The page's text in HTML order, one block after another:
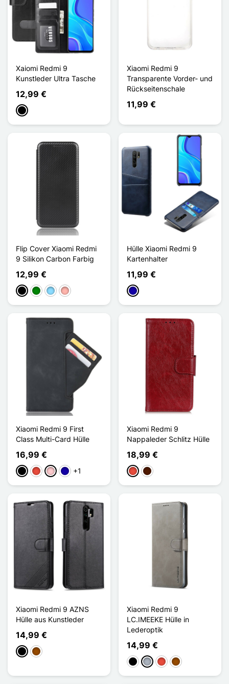
Xaiomi Redmi 9
Kunstleder Ultra Tasche
12,99 €
Schwarz
Xiaomi Redmi 9
Transparente Vorder- und
Rückseitenschale
11,99 €
Flip Cover Xiaomi Redmi
9 Silikon Carbon Farbig
12,99 €
Schwarz
GrünHellblauRoségold
Hülle Xiaomi Redmi 9
Kartenhalter
11,99 €
Dunkelblau
Xiaomi Redmi 9 First
Class Multi-Card Hülle
16,99 €
Schwarz
Rot PinkDunkelblau
+1
Xiaomi Redmi 9
Nappaleder Schlitz Hülle
18,99 €
Rot Dunkelbraun
Xiaomi Redmi 9 AZNS
Hülle aus Kunstleder
14,99 €
Schwarz
Braun
Xiaomi Redmi 9
LC.IMEEKE Hülle in
Lederoptik
14,99 €
Schwarz
GrauRot Braun